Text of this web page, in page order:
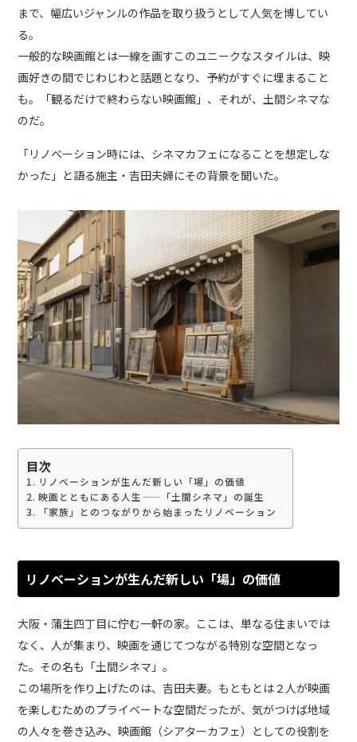
まで、幅広いジャンルの作品を取り扱うとして人気を博してい
る。
一般的な映画館とは一線を画すこのユニークなスタイルは、映
画好きの間でじわじわと話題となり、予約がすぐに埋まること
も。「観るだけで終わらない映画館」、それが、土間シネマな
のだ。
「リノベーション時には、シネマカフェになることを想定しな
かった」と語る施主・吉田夫婦にその背景を聞いた。
目次
リノベーションが生んだ新しい「場」の価値
映画とともにある人生——「土間シネマ」の誕生
「家族」とのつながりから始まったリノベーション
リノベーションが生んだ新しい「場」の価値
大阪・蒲生四丁目に佇む一軒の家。ここは、単なる住まいでは
なく、人が集まり、映画を通じてつながる特別な空間となっ
た。その名も「土間シネマ」。
この場所を作り上げたのは、吉田夫妻。もともとは２人が映画
を楽しむためのプライベートな空間だったが、気がつけば地域
の人々を巻き込み、映画館（シアターカフェ）としての役割を